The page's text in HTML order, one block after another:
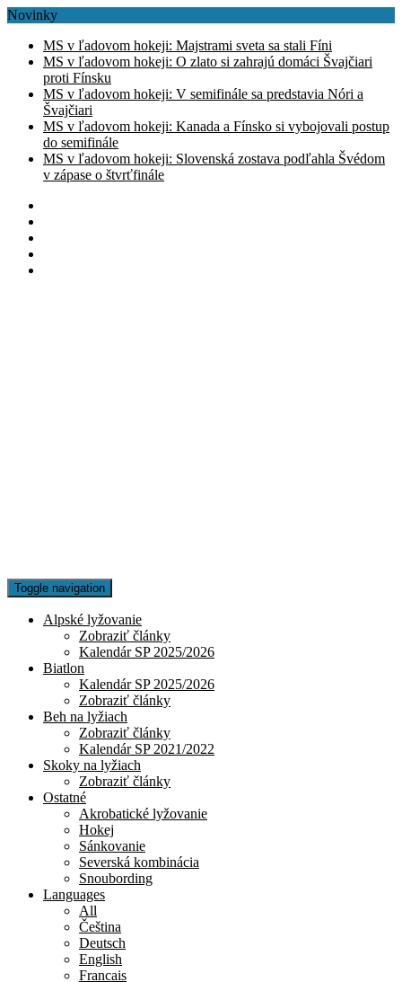
Novinky
MS v ľadovom hokeji: Majstrami sveta sa stali Fíni
MS v ľadovom hokeji: O zlato si zahrajú domáci Švajčiari
proti Fínsku
MS v ľadovom hokeji: V semifinále sa predstavia Nóri a
Švajčiari
MS v ľadovom hokeji: Kanada a Fínsko si vybojovali postup
do semifinále
MS v ľadovom hokeji: Slovenská zostava podľahla Švédom
v zápase o štvrťfinále
Toggle navigation
Alpské lyžovanie
Zobraziť články
Kalendár SP 2025/2026
Biatlon
Kalendár SP 2025/2026
Zobraziť články
Beh na lyžiach
Zobraziť články
Kalendár SP 2021/2022
Skoky na lyžiach
Zobraziť články
Ostatné
Akrobatické lyžovanie
Hokej
Sánkovanie
Severská kombinácia
Snoubording
Languages
All
Čeština
Deutsch
English
Francais